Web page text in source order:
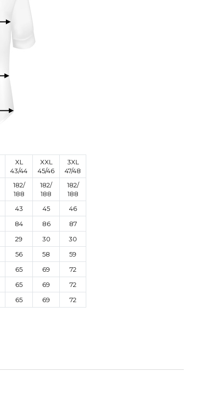
XL
43/44
XXL
45/46
3XL
47/48
182/
188
182/
188
182/
188
43 45
46
84 86
87
29 30
30
56 58
59
65 69
72
65 69
72
65 69 72